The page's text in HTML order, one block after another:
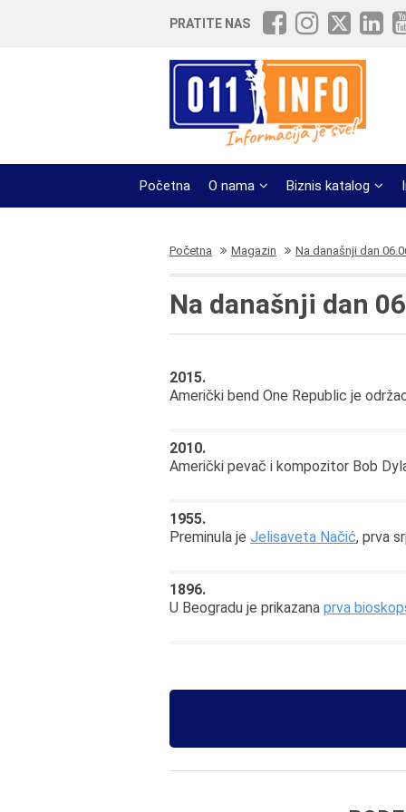
PRATITE NAS
Početna O nama Biznis katalog
Početna Magazin Na današnji dan
Na današnji dan
2015.
Američki bend One Republic je
2010.
Američki pevač i kompozitor Bob
1955.
Preminula je Jelisaveta Načić, prva
1896.
U Beogradu je prikazana prva